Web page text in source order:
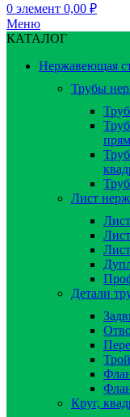
0 элемент 0,00 ₽
Меню
КАТАЛОГ
Нержавеющая
Трубы
Лист
Детали
Круг,